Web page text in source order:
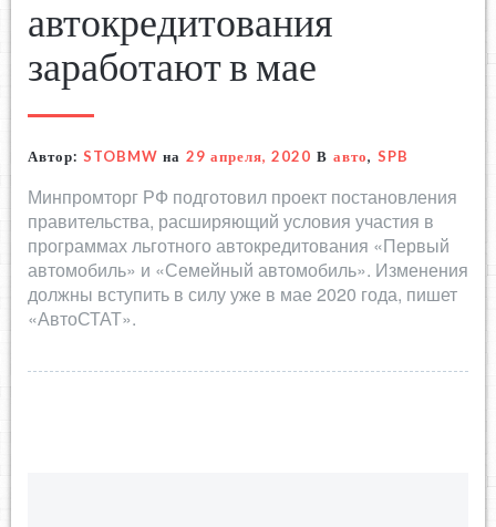
автокредитования
заработают в мае
Автор: STOBMW на 29 апреля, 2020 В авто, SPB
Минпромторг РФ подготовил проект постановления
правительства, расширяющий условия участия в
программах льготного автокредитования «Первый
автомобиль» и «Семейный автомобиль». Изменения
должны вступить в силу уже в мае 2020 года, пишет
«АвтоСТАТ».